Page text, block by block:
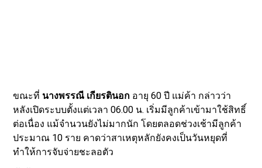
ขณะที่ นางพรรณี เกียรตินอก อายุ 60 ปี แม่ค้า กล่าวว่า
หลังเปิดระบบตั้งแต่เวลา 06.00 น. เริ่มมีลูกค้าเข้ามาใช้สิทธิ์
ต่อเนื่อง แม้จำนวนยังไม่มากนัก โดยตลอดช่วงเช้ามีลูกค้า
ประมาณ 10 ราย คาดว่าสาเหตุหลักยังคงเป็นวันหยุดที่
ทำให้การจับจ่ายชะลอตัว